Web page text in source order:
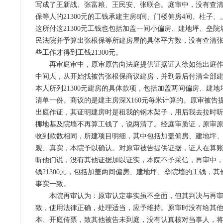
写成了王新战、张富粮、王民安、张联合。庭审中，没有查
保等人的21300元的工钱承建主房8间、门楼偏房4间、柱子
这所付这21300元工钱也包括加盖一间小偏房、建地坪、垒
民法院并予算出张根保等所建房屋的具体平方数，没有查清
些工作才得到工钱21300元。
再审庭审中，原审原告向法庭提供证据证人徐如德出庭
中间人，从开始找被告张根保商议建房，并到最后付清全部
本人所列21300元建房的具体款项，包括加盖两间偏房、建
清单一份。商议的是建主房深X160元每米计算的。原审被告
出庭作证，其证明建房时是租我的钢木架子，用后我去拉时
挪地基及院墙不再算工钱了，说两清了。经庭审质证，原审
收到款数相同，所建项目明细，其中包括加盖偏房、建地坪
观、真实，本院予以确认。对原审被告提供证据，证人在算
听他们说，没有其他证据加以证实，本院不予采信，再审中
钱21300元，包括加盖两间偏房、建地坪、垒院墙的工钱，
事实一致。
本院再审认为：原审认定事实虽不全面，但其判决与再
致，使用法律正确，处理适当，应予维持。原审时没有给其
本、开庭传票，致其他被告未到庭，没有认真核对当事人，